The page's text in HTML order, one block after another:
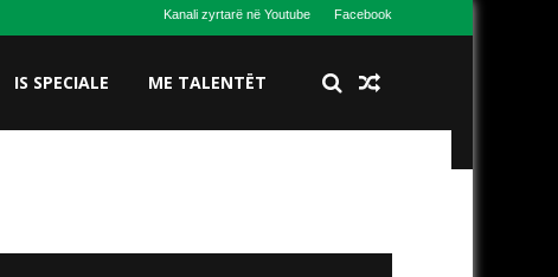
Kanali zyrtarë në Youtube Facebook
IS SPECIALE ME TALENTËT